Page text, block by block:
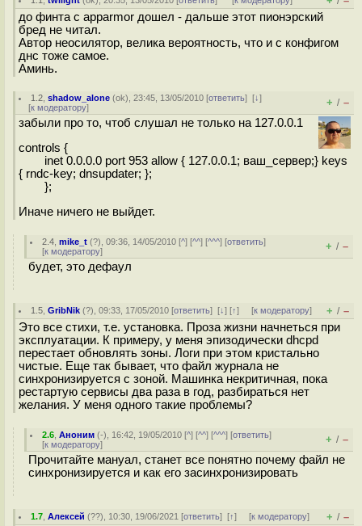
до финта с apparmor дошел - дальше этот пионэрский
бред не читал.
Автор неосилятор, велика вероятность, что и с конфигом
днс тоже самое.
Аминь.
1.2 ,shadow_alone (ok), 23:45, 13/05/2010 [ответить][↓]
[к модератору] + / –
забыли про то, чтоб слушал не только на 127.0.0.1
controls {
inet 0.0.0.0 port 953 allow { 127.0.0.1; ваш_сервер;} keys
{ rndc-key; dnsupdater; };
};
Иначе ничего не выйдет.
2.4 ,mike_t (?), 09:36, 14/05/2010 [^] [^^] [^^^] [ответить]
[к модератору] + / –
будет, это дефаул
1.5 ,GribNik (?), 09:33, 17/05/2010 [ответить][↓] [↑] [к модератору] + / –
Это все стихи, т.е. установка. Проза жизни начнеться при
эксплуатации. К примеру, у меня эпизодически dhcpd
перестает обновлять зоны. Логи при этом кристально
чистые. Еще так бывает, что файл журнала не
синхронизируется с зоной. Машинка некритичная, пока
рестартую сервисы два раза в год, разбираться нет
желания. У меня одного такие проблемы?
2.6 ,Аноним (-), 16:42, 19/05/2010 [^] [^^] [^^^] [ответить]
[к модератору] + / –
Прочитайте мануал, станет все понятно почему файл не
синхронизируется и как его засинхронизировать
1.7 ,Алексей (??), 10:30, 19/06/2021 [ответить][↑] [к модератору] + / –